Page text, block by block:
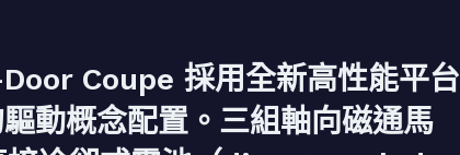
Coupe 採用全新高性能平台
動概念配置。三組軸向磁通馬